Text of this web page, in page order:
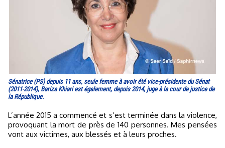
Sénatrice (PS) depuis 11 ans, seule femme à avoir été vice-présidente du Sénat
(2011-2014), Bariza Khiari est également, depuis 2014, juge à la cour de justice de
la République.
L’année 2015 a commencé et s’est terminée dans la violence,
provoquant la mort de près de 140 personnes. Mes pensées
vont aux victimes, aux blessés et à leurs proches.